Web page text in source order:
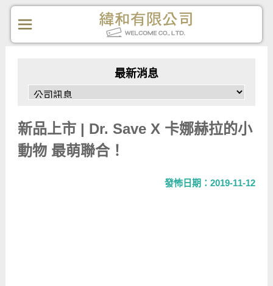
最新消息
新品上市 | Dr. Save X 卡娜赫拉的小
動物 最萌聯合！
發怖日期：2019-11-12